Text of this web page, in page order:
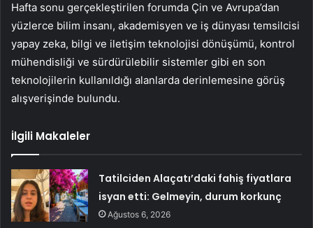
Hafta sonu gerçekleştirilen forumda Çin ve Avrupa’dan
yüzlerce bilim insanı, akademisyen ve iş dünyası temsilcisi
yapay zeka, bilgi ve iletişim teknolojisi dönüşümü, kontrol
mühendisliği ve sürdürülebilir sistemler gibi en son
teknolojilerin kullanıldığı alanlarda derinlemesine görüş
alışverişinde bulundu.
İlgili Makaleler
Tatilciden Alaçatı’daki fahiş fiyatlara
isyan etti: Gelmeyin, durum korkunç
Ağustos 6, 2026